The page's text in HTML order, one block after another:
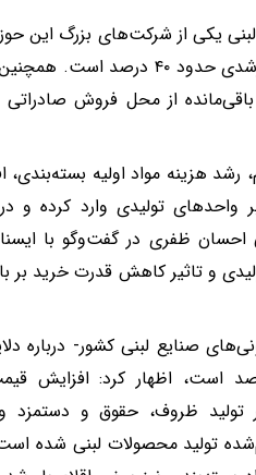
به بازار داخلی بوده و ۳۱ درصد باقی‌مانده از محل
هزینه مواد اولیه
واحدهای تولیدی وارد کرده و
ظفری در گفت‌وگو با
و تاثیر کاهش قدرت خرید بر
صنایع لبنی کشور- درباره
لبنی که در برخی محصولات تا ۴۰ درصد است، اظهار
تولید ظروف، حقوق و
تولید محصولات لبنی شده